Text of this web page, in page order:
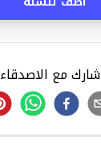
شارك مع الاصدقاء